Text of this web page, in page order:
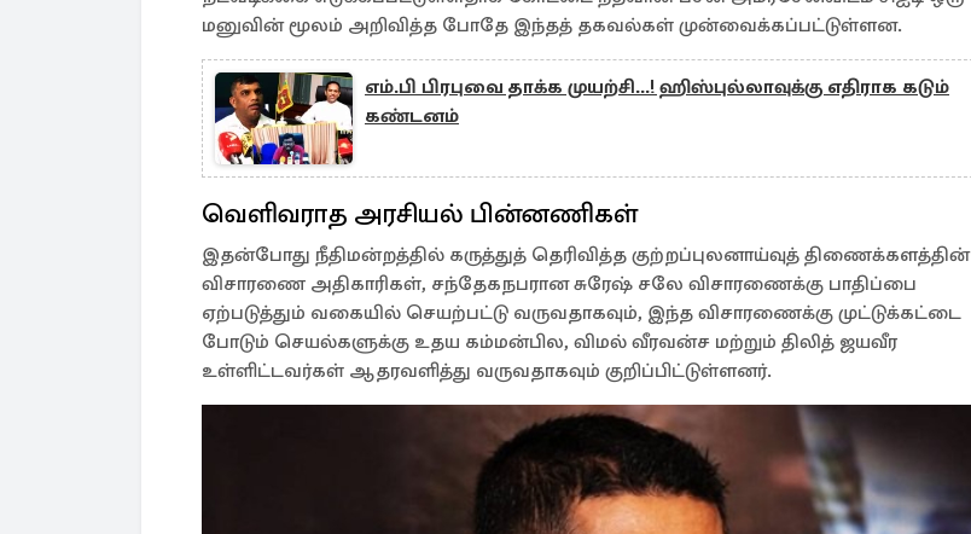
மனுவின் மூலம் அறிவித்த போதே இந்தத் தகவல்கள் முன்வைக்கப்பட்டுள்ளன.
எம்.பி பிரபுவை தாக்க முயற்சி...! ஹிஸ்புல்லாவுக்கு எதிராக கடும்
கண்டனம்
வெளிவராத அரசியல் பின்னணிகள்
இதன்போது நீதிமன்றத்தில் கருத்துத் தெரிவித்த குற்றப்புலனாய்வுத் திணைக்களத்தின்
விசாரணை அதிகாரிகள், சந்தேகநபரான சுரேஷ் சலே விசாரணைக்கு பாதிப்பை
ஏற்படுத்தும் வகையில் செயற்பட்டு வருவதாகவும், இந்த விசாரணைக்கு முட்டுக்கட்டை
போடும் செயல்களுக்கு உதய கம்மன்பில, விமல் வீரவன்ச மற்றும் திலித் ஜயவீர
உள்ளிட்டவர்கள் ஆதரவளித்து வருவதாகவும் குறிப்பிட்டுள்ளனர்.